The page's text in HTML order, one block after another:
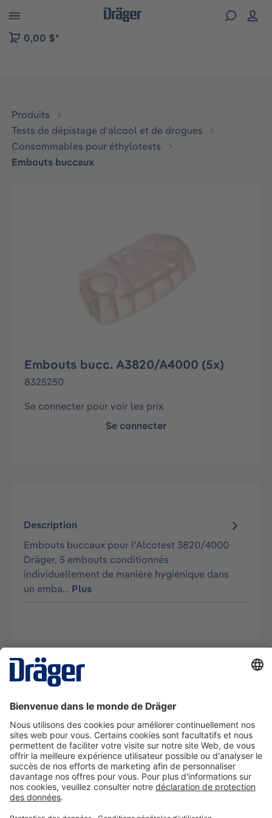
to B2B platform navigation
0,00 $*
Produits
Tests de dépistage d'alcool et de drogues
Consommables pour éthylotests
Embouts buccaux
Embouts bucc. A3820/A4000 (5x)
8325250
Se connecter pour voir les prix
Se connecter
Description
Embouts buccaux pour l’Alcotest 3820/4000
Dräger, 5 embouts conditionnés
individuellement de manière hygiénique dans
un emba… Plus
La technologie
Nous contacter
A propos de Dräger
Informations